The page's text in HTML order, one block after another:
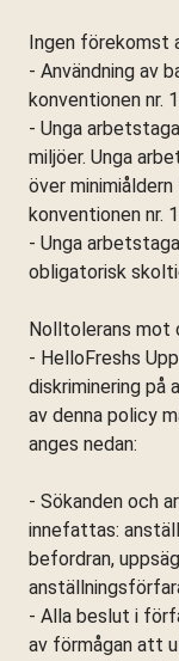
Ingen förekomst
- Användning av
konventionen nr.
- Unga
miljöer. Unga
över
konventionen nr.
- Unga
obligatorisk
Nolltolerans mot
- HelloFreshs
diskriminering
av denna policy
anges nedan:
- Sökanden och
innefattas:
befordran,
- Alla beslut i
av förmågan att